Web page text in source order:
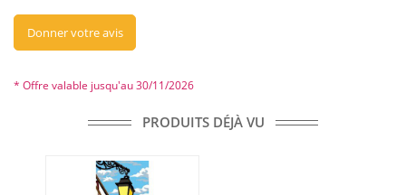
Donner votre avis
* Offre valable jusqu'au 30/11/2026
PRODUITS DÉJÀ VU